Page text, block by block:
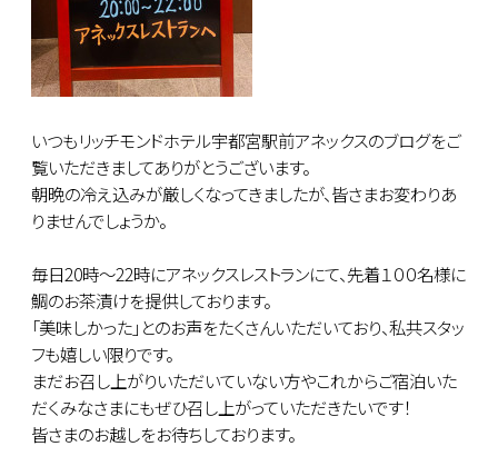
いつもリッチモンドホテル宇都宮駅前アネックスのブログをご
覧いただきましてありがとうございます。
朝晩の冷え込みが厳しくなってきましたが、皆さまお変わりあ
りませんでしょうか。
毎日20時～22時にアネックスレストランにて、先着１００名様に
鯛のお茶漬けを提供しております。
「美味しかった」とのお声をたくさんいただいており、私共スタッ
フも嬉しい限りです。
まだお召し上がりいただいていない方やこれからご宿泊いた
だくみなさまにもぜひ召し上がっていただきたいです！
皆さまのお越しをお待ちしております。